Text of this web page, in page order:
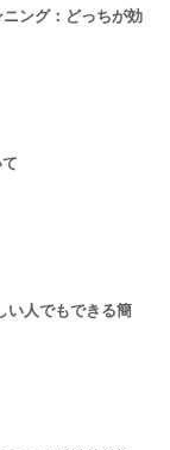
ング：どっちが効
い人でもできる簡